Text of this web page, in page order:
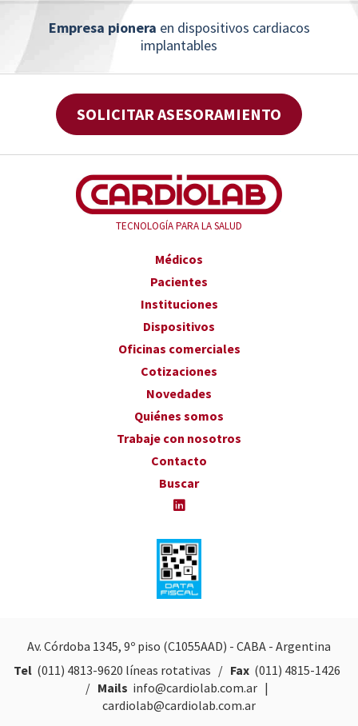
Empresa pionera en dispositivos cardiacos
implantables
SOLICITAR ASESORAMIENTO
TECNOLOGÍA PARA LA SALUD
Médicos
Pacientes
Instituciones
Dispositivos
Oficinas comerciales
Cotizaciones
Novedades
Quiénes somos
Trabaje con nosotros
Contacto
Buscar
Av. Córdoba 1345, 9º piso (C1055AAD) - CABA - Argentina
Tel (011) 4813-9620 líneas rotativas / Fax (011) 4815-1426
/ Mails info@cardiolab.com.ar|
cardiolab@cardiolab.com.ar